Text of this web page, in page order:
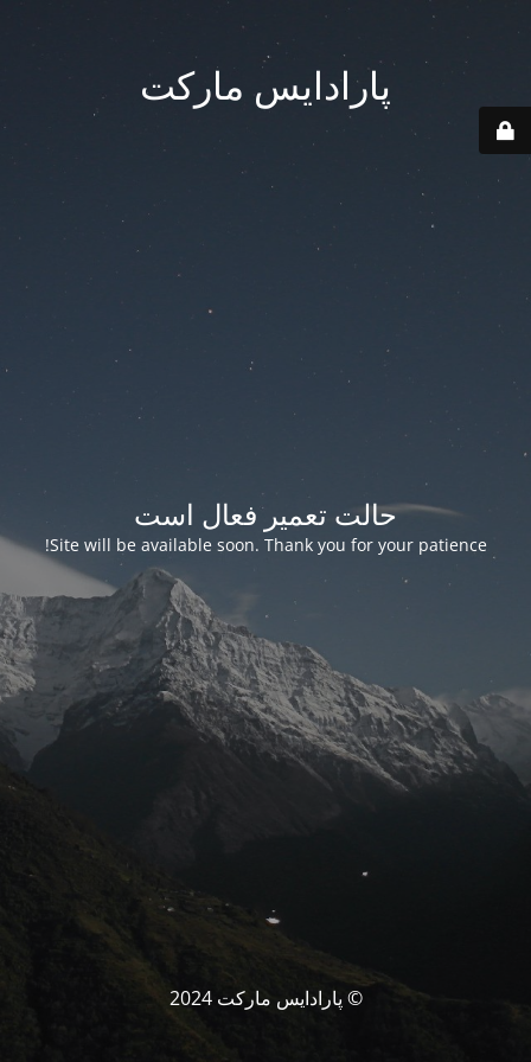
پارادایس مارکت
حالت تعمیر فعال است
Site will be available soon. Thank you for your patience!
© پارادایس مارکت 2024